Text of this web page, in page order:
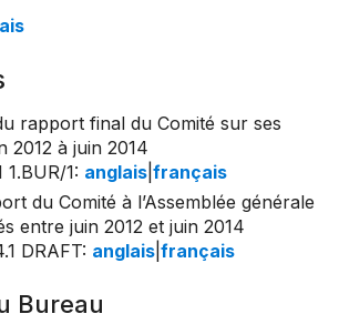
rapport final du Comité sur ses
2012 à juin 2014
1: anglais français
du Comité à l’Assemblée générale
entre juin 2012 et juin 2014
DRAFT: anglais français
Bureau